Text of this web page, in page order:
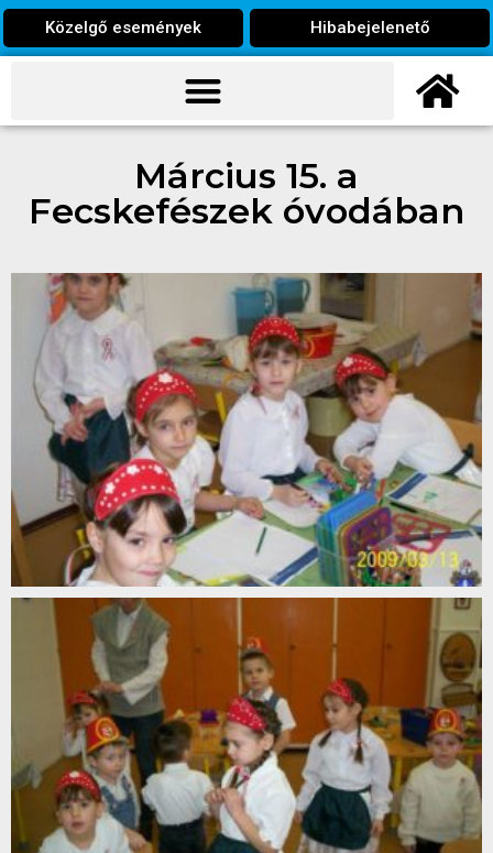
Közelgő események Hibabejelenető
Március 15. a
Fecskefészek óvodában